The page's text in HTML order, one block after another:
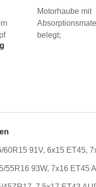
Motorhaube mit
belegt;
60R15 91V, 6x15 ET45,
55R16 93W, 7x16 ET45